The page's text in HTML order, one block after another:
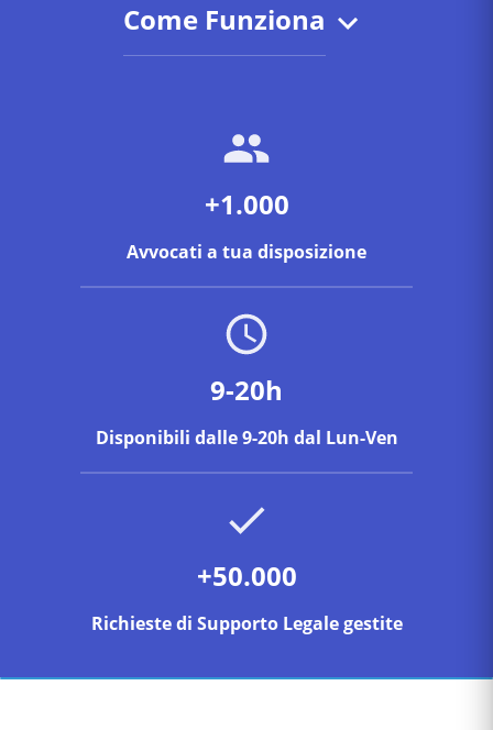
Come Funziona
+1.000
Avvocati a tua disposizione
9-20h
Disponibili dalle 9-20h dal Lun-Ven
+50.000
Richieste di Supporto Legale gestite